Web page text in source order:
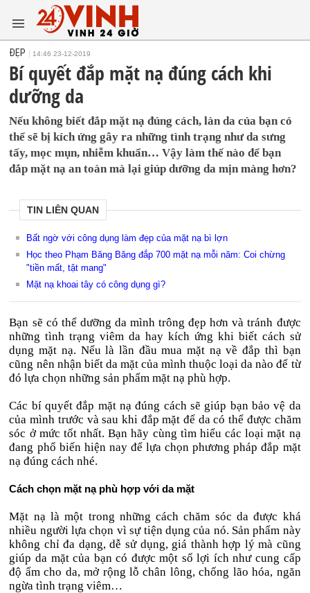
ĐẸP 14:46 23-12-2019
Bí quyết đắp mặt nạ đúng cách khi
dưỡng da
Nếu không biết đắp mặt nạ đúng cách, làn da của bạn có
thể sẽ bị kích ứng gây ra những tình trạng như da sưng
tấy, mọc mụn, nhiễm khuẩn… Vậy làm thế nào để bạn
đắp mặt nạ an toàn mà lại giúp dưỡng da mịn màng hơn?
TIN LIÊN QUAN
Bất ngờ với công dụng làm đẹp của mặt nạ bì lợn
Học theo Phạm Băng Băng đắp 700 mặt nạ mỗi năm: Coi chừng
"tiền mất, tật mang"
Mặt nạ khoai tây có công dụng gì?
Bạn sẽ có thể dưỡng da mình trông đẹp hơn và tránh được
những tình trạng viêm da hay kích ứng khi biết cách sử
dụng mặt nạ. Nếu là lần đầu mua mặt nạ về đắp thì bạn
cũng nên nhận biết da mặt của mình thuộc loại da nào để từ
đó lựa chọn những sản phẩm mặt nạ phù hợp.
Các bí quyết đắp mặt nạ đúng cách sẽ giúp bạn bảo vệ da
của mình trước và sau khi đắp mặt để da có thể được chăm
sóc ở mức tốt nhất. Bạn hãy cùng tìm hiểu các loại mặt nạ
đang phổ biến hiện nay để lựa chọn phương pháp đắp mặt
nạ đúng cách nhé.
Cách chọn mặt nạ phù hợp với da mặt
Mặt nạ là một trong những cách chăm sóc da được khá
nhiều người lựa chọn vì sự tiện dụng của nó. Sản phẩm này
không chỉ đa dạng, dễ sử dụng, giá thành hợp lý mà cũng
giúp da mặt của bạn có được một số lợi ích như cung cấp
độ ẩm cho da, mở rộng lỗ chân lông, chống lão hóa, ngăn
ngừa tình trạng viêm…